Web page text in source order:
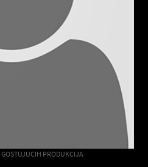
PRODUKCIJA